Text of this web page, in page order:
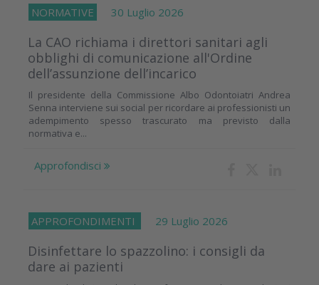
NORMATIVE 30 Luglio 2026
La CAO richiama i direttori sanitari agli
obblighi di comunicazione all'Ordine
dell’assunzione dell’incarico
Il presidente della Commissione Albo Odontoiatri Andrea
Senna interviene sui social per ricordare ai professionisti un
adempimento spesso trascurato ma previsto dalla
normativa e...
Approfondisci
APPROFONDIMENTI 29 Luglio 2026
Disinfettare lo spazzolino: i consigli da
dare ai pazienti